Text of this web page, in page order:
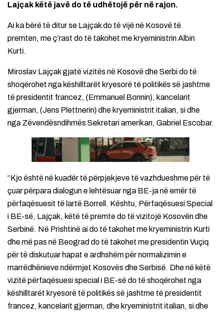
Lajçak këtë javë do të udhëtojë për në rajon.
Ai ka bërë të ditur se Lajçak do të vijë në Kosovë të
premten, me ç’rast do të takohet me kryeministrin Albin
Kurti.
Miroslav Lajçak gjatë vizitës në Kosovë dhe Serbi do të
shoqërohet nga këshilltarët kryesorë të politikës së jashtme
të presidentit francez, (Emmanuel Bonnin), kancelarit
gjerman, (Jens Plettnerin) dhe kryeministrit italian, si dhe
nga Zëvendësndihmës Sekretari amerikan, Gabriel Escobar.
“Kjo është në kuadër të përpjekjeve të vazhdueshme për të
çuar përpara dialogun e lehtësuar nga BE-ja në emër të
përfaqësuesit të lartë Borrell. Kështu, Përfaqësuesi Special
i BE-së, Lajçak, këtë të premte do të vizitojë Kosovën dhe
Serbinë. Në Prishtinë ai do të takohet me kryeministrin Kurti
dhe më pas në Beograd do të takohet me presidentin Vuçiq
për të diskutuar hapat e ardhshëm për normalizimin e
marrëdhënieve ndërmjet Kosovës dhe Serbisë. Dhe në këtë
vizitë përfaqësuesi special i BE-së do të shoqërohet nga
këshilltarët kryesorë të politikës së jashtme të presidentit
francez, kancelarit gjerman, dhe kryeministrit italian, si dhe